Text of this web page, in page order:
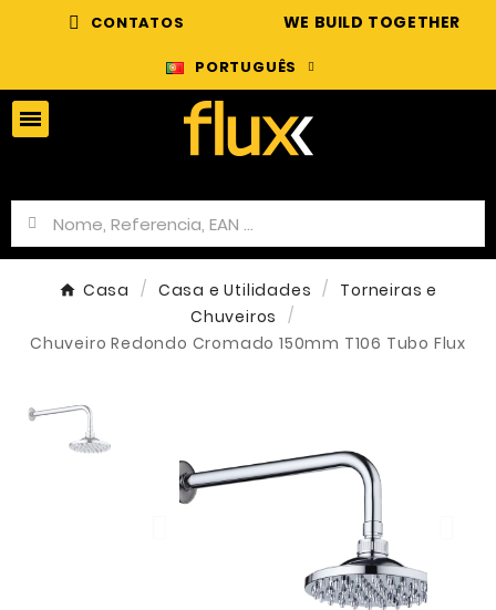
CONTATOS WE BUILD TOGETHER
PORTUGUÊS
Casa Casa e Utilidades
Torneiras e
Chuveiros
Chuveiro Redondo Cromado 150mm T106 Tubo Flux